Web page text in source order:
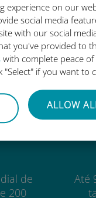
experience on our
social media
with our social
you've provided to
with complete peace
if you want
ALLOW
de
200
Até